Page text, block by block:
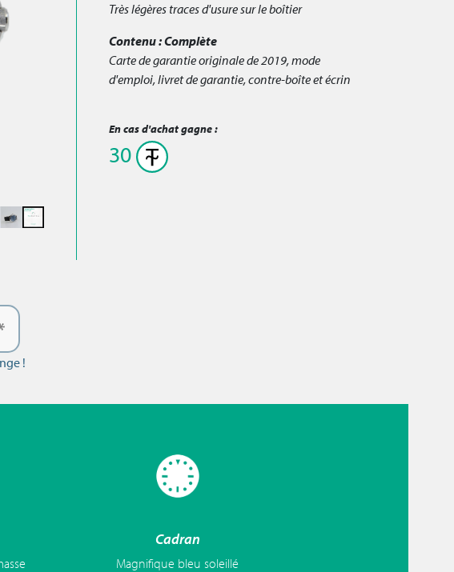
Très légères traces d'usure sur le boîtier
Contenu :Complète
Carte de garantie originale de 2019, mode
d'emploi, livret de garantie, contre-boîte et écrin
En cas d'achat gagne :
30
!
Cadran
Magnifique bleu soleillé